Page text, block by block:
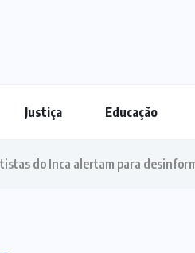
Justiça Educação
do Inca alertam para